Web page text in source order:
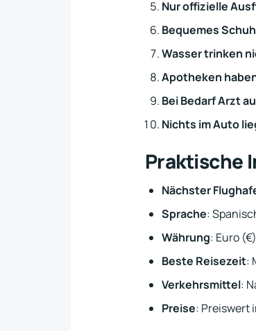
Nur offizielle
Bequemes
Wasser trinken
Apotheken
Bei Bedarf Arzt
Nichts im Auto
Praktische
Nächster
Sprache:
Währung: Euro
Beste Reisezeit:
Verkehrsmittel:
Preise: Preiswert